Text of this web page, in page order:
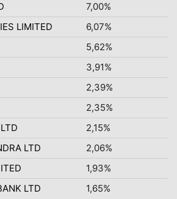
7,00%
LIMITED
6,07%
5,62%
3,91%
2,39%
2,35%
2,15%
LTD
2,06%
1,93%
LTD
1,65%